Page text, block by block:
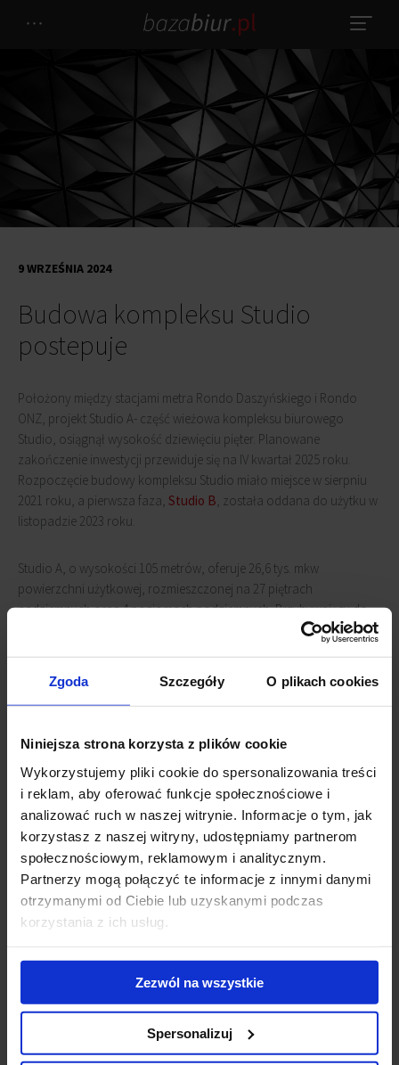
Zgoda Szczegóły O plikach cookies
Niniejsza strona korzysta z plików cookie
Wykorzystujemy pliki cookie do spersonalizowania treści
i reklam, aby oferować funkcje społecznościowe i
analizować ruch w naszej witrynie. Informacje o tym, jak
korzystasz z naszej witryny, udostępniamy partnerom
społecznościowym, reklamowym i analitycznym.
Partnerzy mogą połączyć te informacje z innymi danymi
otrzymanymi od Ciebie lub uzyskanymi podczas
korzystania z ich usług.
Zezwól na wszystkie
Spersonalizuj
Budowa kompleksu Studio
postepuje
9 WRZEŚNIA 2024
Położony między stacjami metra Rondo Daszyńskiego i Rondo
ONZ, projekt Studio A- część wieżowa kompleksu biurowego
Studio, osiągnął wysokość dziewięciu pięter. Planowane
zakończenie inwestycji przewiduje się na IV kwartał 2025 roku.
Rozpoczęcie budowy kompleksu Studio miało miejsce w sierpniu
2021 roku, a pierwsza faza, Studio B, została oddana do użytku w
listopadzie 2023 roku.
Studio A, o wysokości 105 metrów, oferuje 26,6 tys. mkw
powierzchni użytkowej, rozmieszczonej na 27 piętrach
nadziemnych oraz 4 poziomach podziemnych. Przybywający do
budynku będą witani w holu utrzymanym w charakterystycznym
Dodatkowo, projekt przewiduje stworzenie zielonego placu z
ogrodami deszczowymi, tworzącymi przestrzeń dla społeczności.
Powiązane newsy
Innowacyjna infrastruktura telekomunikacyjna w Studio
A(18 marca 2026)
Studio A otrzymało pozwolenie na użytkowanie(3 lutego
2026)
Ukończono fasadę warszawskiego kompleksu Studio A
(22 sierpnia 2025)
Biurowiec Studio A osiąga docelową wysokość
Biurowiec Studio A(26 stycznia 2024)
Wieżowiec Studio A(21 listopada 2023)
Na Studio B zawisła wiecha(15 maja 2023)
Startuje budowa nowego kompleksu biurowego Studio